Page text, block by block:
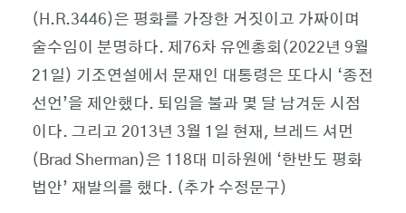
(H.R.3446)은 평화를 가장한 거짓이고 가짜이며
술수임이 분명하다. 제76차 유엔총회(2022년 9월
21일) 기조연설에서 문재인 대통령은 또다시 ‘종전
선언’을 제안했다. 퇴임을 불과 몇 달 남겨둔 시점
이다. 그리고 2013년 3월 1일 현재, 브레드 셔먼
(Brad Sherman)은 118대 미하원에 ‘한반도 평화
법안’ 재발의를 했다. (추가 수정문구)